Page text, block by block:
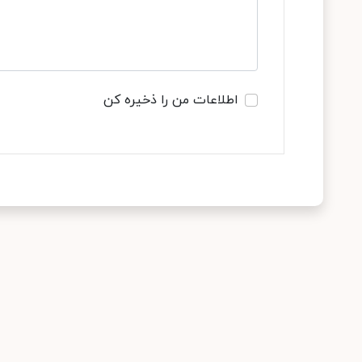
اطلاعات من را ذخیره کن